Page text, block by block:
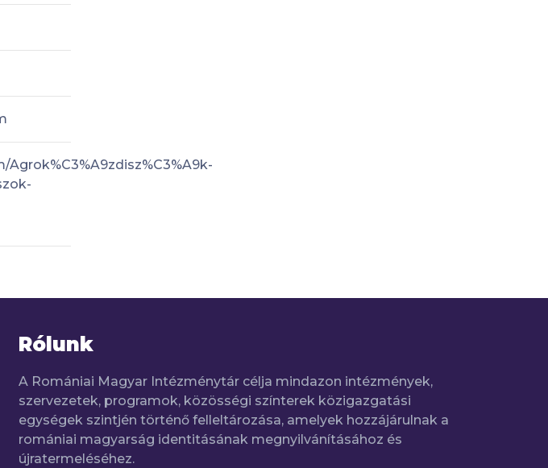
Rólunk
A Romániai Magyar Intézménytár célja mindazon intézmények,
szervezetek, programok, közösségi színterek közigazgatási
egységek szintjén történő felleltározása, amelyek hozzájárulnak a
romániai magyarság identitásának megnyilvánításához és
újratermeléséhez.